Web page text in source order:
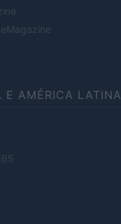
E AMÉRICA LATINA